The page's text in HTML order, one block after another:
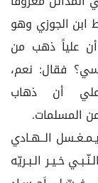
ابن الجوزي وهو
علياً ذهب من
فقال: نعم،
أن ذهاب
المسلمات.
الــهـادي
خـيـر الـبـريّه